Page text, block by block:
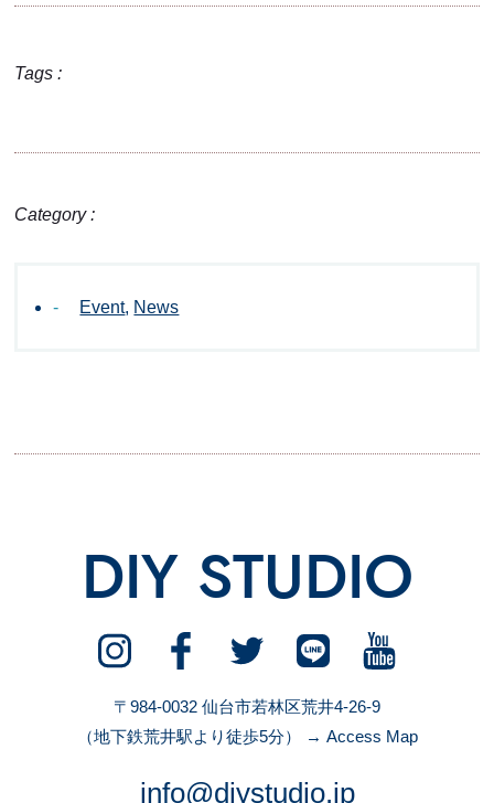
Tags :
Category :
Event, News
DIY STUDIO
〒984-0032 仙台市若林区荒井4-26-9
（地下鉄荒井駅より徒歩5分）
→ Access Map
info@diystudio.jp